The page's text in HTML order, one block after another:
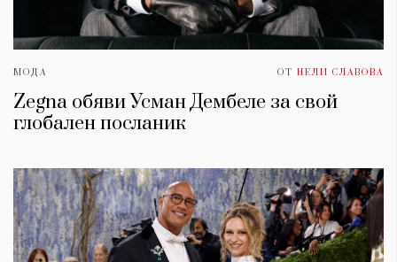
МОДА ОТ НЕЛИ СЛАВОВА
Zegna обяви Усман Дембеле за свой
глобален посланик